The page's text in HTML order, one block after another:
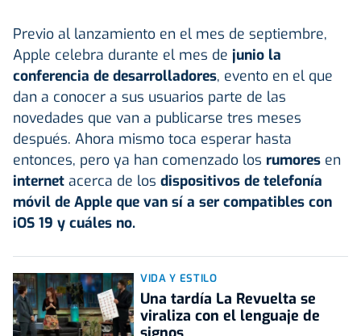
Previo al lanzamiento en el mes de septiembre,
Apple celebra durante el mes de junio la
conferencia de desarrolladores, evento en el que
dan a conocer a sus usuarios parte de las
novedades que van a publicarse tres meses
después. Ahora mismo toca esperar hasta
entonces, pero ya han comenzado los rumores en
internet acerca de los dispositivos de telefonía
móvil de Apple que van sí a ser compatibles con
iOS 19 y cuáles no.
VIDA Y ESTILO
Una tardía La Revuelta se
viraliza con el lenguaje de